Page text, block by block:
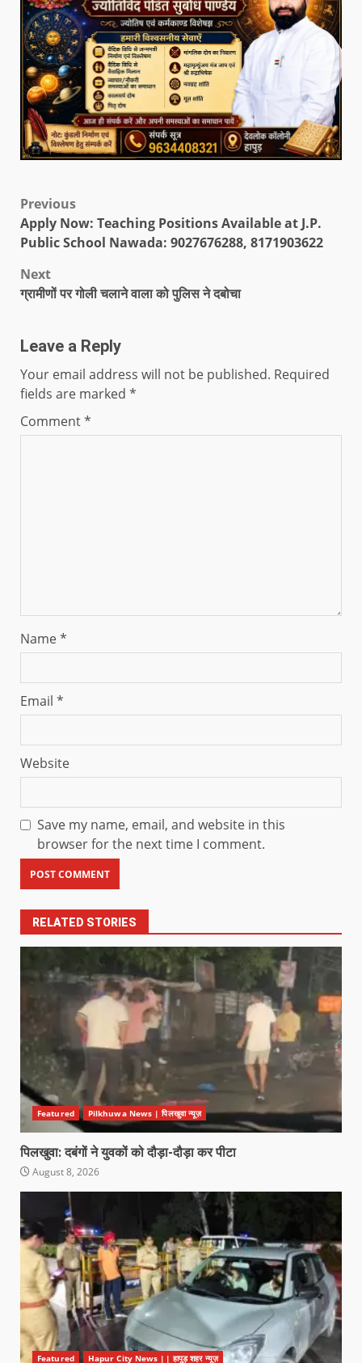
Previous
Apply Now: Teaching Positions Available at J.P.
Public School Nawada: 9027676288, 8171903622
Next
ग्रामीणों पर गोली चलाने वाला को पुलिस ने दबोचा
Leave a Reply
Your email address will not be published. Required
fields are marked *
Comment*
Name*
Email *
Website
Save my name, email, and website in this
browser for the next time I comment.
RELATED STORIES
Featured Pilkhuwa News | पिलखुवा न्यूज़
पिलखुवा: दबंगों ने युवकों को दौड़ा-दौड़ा कर पीटा
August 8, 2026
Featured Hapur City News || हापुड़ शहर न्यूज़